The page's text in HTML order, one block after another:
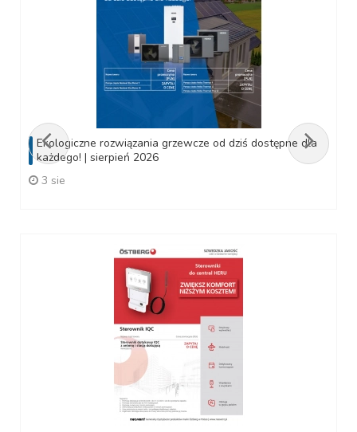
Ekologiczne rozwiązania grzewcze od dziś dostępne dla
każdego! | sierpień 2026
3 sie